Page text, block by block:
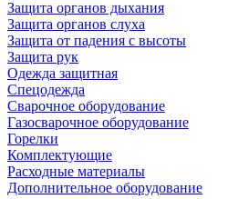
Защита органов дыхания
Защита органов слуха
Защита от падения с высоты
Защита рук
Одежда защитная
Спецодежда
Сварочное оборудование
Газосварочное оборудование
Горелки
Комплектующие
Расходные материалы
Дополнительное оборудование